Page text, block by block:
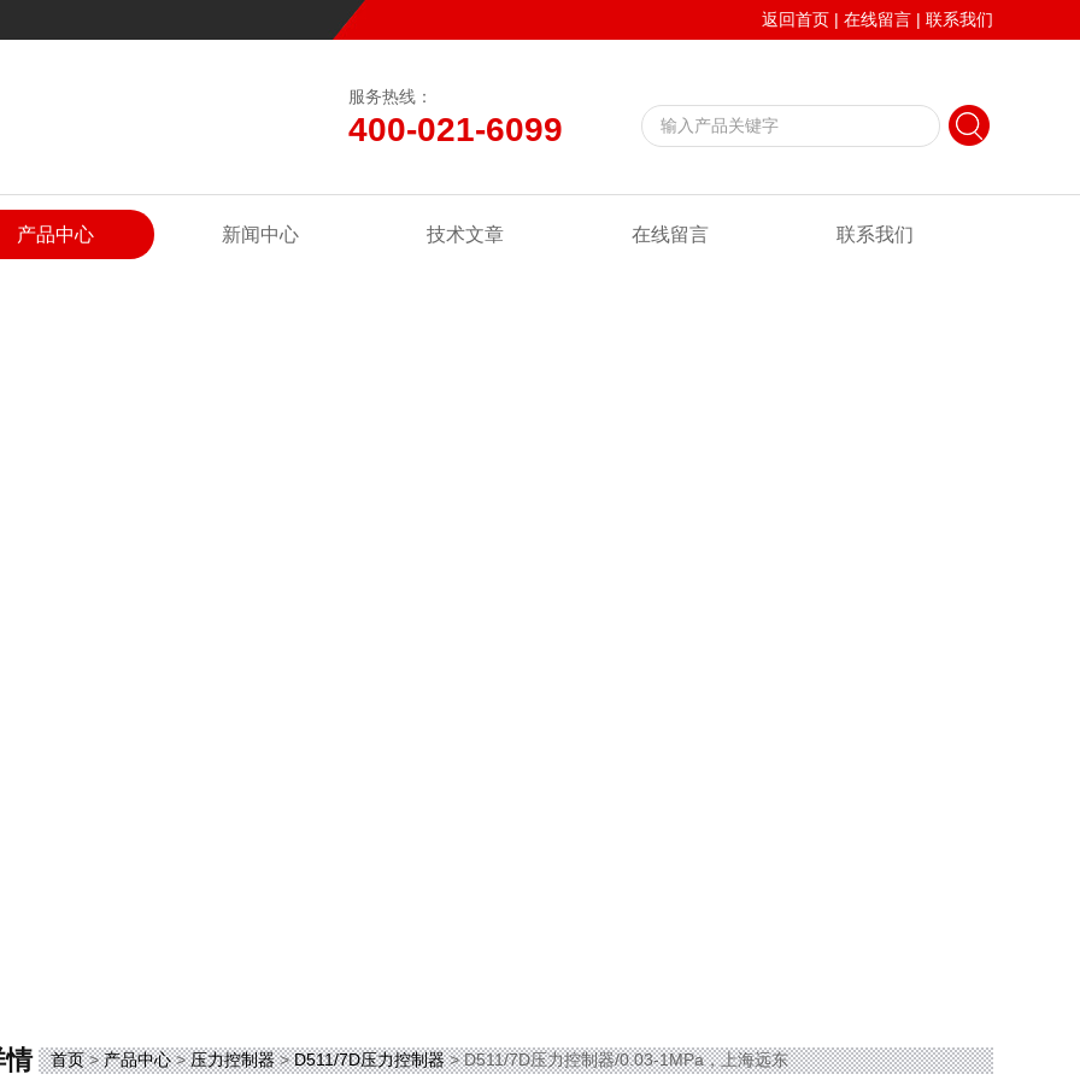
返回首页 | 在线留言 | 联系我们
服务热线：
400-021-6099
产品中心 新闻中心 技术文章 在线留言 联系我们
情 首页>产品中心>压力控制器>D511/7D压力控制器> D511/7D压力控制器/0.03-1MPa，上海远东